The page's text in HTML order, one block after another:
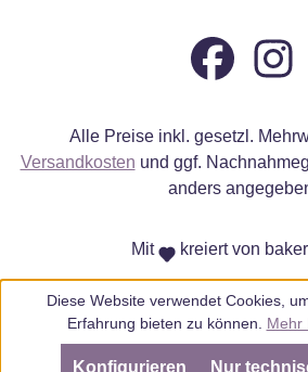
Alle Preise inkl. gesetzl.
Versandkosten und ggf.
anders
Mit kreiert von
Diese Website verwendet Cookies,
Erfahrung bieten zu können. Mehr
Nur
Konfigurieren